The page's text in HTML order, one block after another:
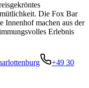
Die Fox Bar
Innenhof machen aus der
Erlebnis
+49 30